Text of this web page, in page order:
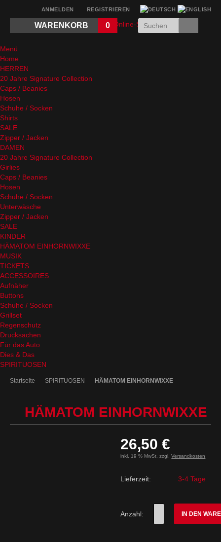
REGISTRIEREN
ANMELDEN
WARENKORB 0
Menü
Home
HERREN
20 Jahre Signature Collection
Caps / Beanies
Hosen
Schuhe / Socken
Shirts
SALE
Zipper / Jacken
DAMEN
20 Jahre Signature Collection
Girlies
Caps / Beanies
Hosen
Schuhe / Socken
Unterwäsche
Zipper / Jacken
SALE
KINDER
HÄMATOM EINHORNWIXXE
MUSIK
TICKETS
ACCESSOIRES
Aufnäher
Buttons
Schuhe / Socken
Grillset
Regenschutz
Drucksachen
Für das Auto
Dies & Das
SPIRITUOSEN
Startseite SPIRITUOSEN HÄMATOM EINHORNWIXXE
HÄMATOM EINHORNWIXXE
26,50 €
inkl. 19 % MwSt. zzgl.Versandkosten
Lieferzeit: 3-4 Tage
Anzahl: IN DEN